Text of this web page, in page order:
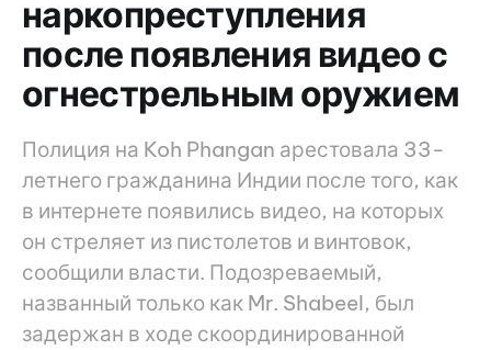
наркопреступления
после появления видео с
огнестрельным оружием
Полиция на Koh Phangan арестовала 33-
летнего гражданина Индии после того, как
в интернете появились видео, на которых
он стреляет из пистолетов и винтовок,
сообщили власти. Подозреваемый,
названный только как Mr. Shabeel, был
задержан в ходе скоординированной